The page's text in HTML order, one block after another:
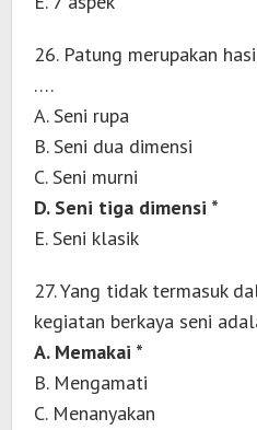
26. Patung merupakan
….
A. Seni rupa
B. Seni dua dimensi
C. Seni murni
D. Seni tiga dimensi *
E. Seni klasik
27. Yang tidak termasuk
kegiatan berkaya seni
A. Memakai *
B. Mengamati
C. Menanyakan